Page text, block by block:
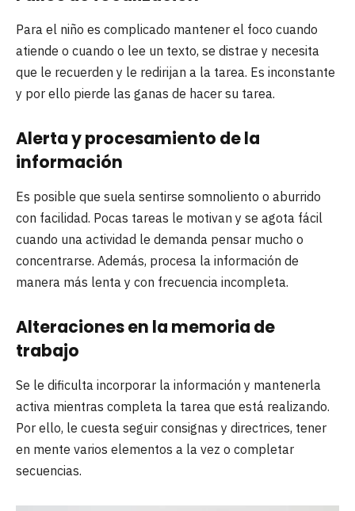
Para el niño es complicado mantener el foco cuando
atiende o cuando o lee un texto, se distrae y necesita
que le recuerden y le redirijan a la tarea. Es inconstante
y por ello pierde las ganas de hacer su tarea.
Alerta y procesamiento de la
información
Es posible que suela sentirse somnoliento o aburrido
con facilidad. Pocas tareas le motivan y se agota fácil
cuando una actividad le demanda pensar mucho o
concentrarse. Además, procesa la información de
manera más lenta y con frecuencia incompleta.
Alteraciones en la memoria de
trabajo
Se le dificulta incorporar la información y mantenerla
activa mientras completa la tarea que está realizando.
Por ello, le cuesta seguir consignas y directrices, tener
en mente varios elementos a la vez o completar
secuencias.